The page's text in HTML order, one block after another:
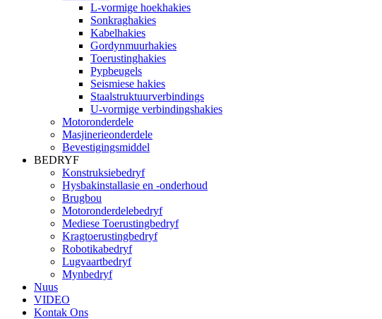
L-vormige hoekhakies
Sonkraghakies
Kabelhakies
Gordynmuurhakies
Toerustinghakies
Pypbeugels
Seismiese hakies
Staalstruktuurverbindings
U-vormige verbindingshakies
Motoronderdele
Masjinerieonderdele
Bevestigingsmiddel
BEDRYF
Konstruksiebedryf
Hysbakinstallasie en -onderhoud
Brugbou
Motoronderdelebedryf
Mediese Toerustingbedryf
Kragtoerustingbedryf
Robotikabedryf
Lugvaartbedryf
Mynbedryf
Nuus
VIDEO
Kontak Ons